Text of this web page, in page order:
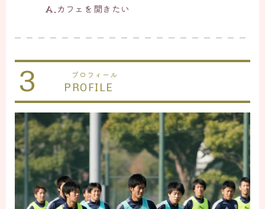
A. カフェを開きたい
3 プロフィール
PROFILE